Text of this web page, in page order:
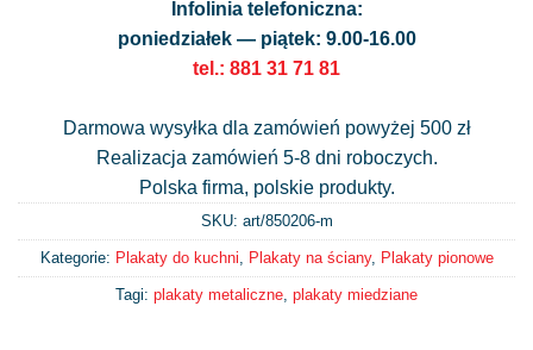
Infolinia telefoniczna:
poniedziałek — piątek: 9.00-16.00
tel.: 881 31 71 81
Darmowa wysyłka dla zamówień powyżej 500 zł
Realizacja zamówień 5-8 dni roboczych.
Polska firma, polskie produkty.
SKU: art/850206-m
Kategorie: Plakaty do kuchni Plakaty na ściany, Plakaty pionowe
Tagi: plakaty metaliczne plakaty miedziane